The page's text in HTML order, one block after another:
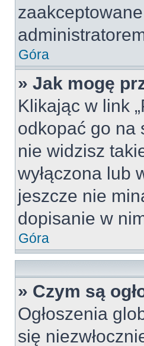
Góra
» Jak mogę
Klikając w link
odkopać go na
nie widzisz
wyłączona lub
jeszcze nie
dopisanie w
Góra
» Czym są
Ogłoszenia
się